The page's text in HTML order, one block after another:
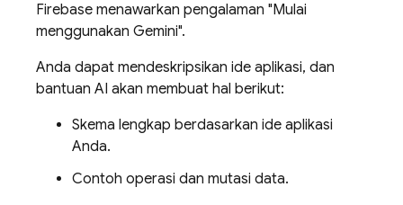
Firebase menawarkan pengalaman "Mulai
menggunakan Gemini".
Anda dapat mendeskripsikan ide aplikasi, dan
bantuan AI akan membuat hal berikut:
Skema lengkap berdasarkan ide aplikasi
Anda.
Contoh operasi dan mutasi data.